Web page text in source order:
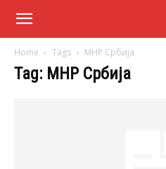
Home Tags МНР Србија
Tag: МНР Србија